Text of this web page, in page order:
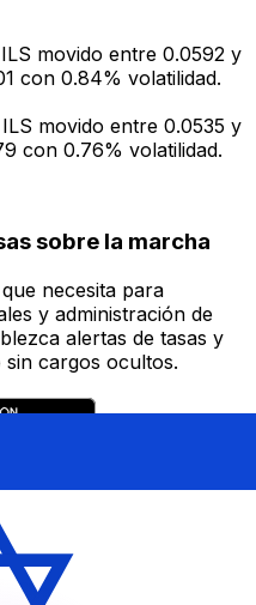
movido entre 0.0592 y
con 0.84% volatilidad.
movido entre 0.0535 y
con 0.76% volatilidad.
sobre la marcha
necesita para
y administración de
alertas de tasas y
cargos ocultos.